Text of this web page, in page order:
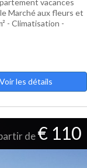
vacances
Marché aux fleurs et
- Climatisation -
Voir les détails
de€ 110